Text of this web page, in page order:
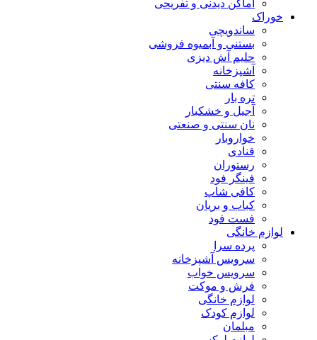
اماکن دیدنی و تفریحی
خوراک
ساندویچی
بستنی و آبمیوه فروشی
حلیم آش دیزی
آشپزخانه
کافه سنتی
تره بار
آجیل و خشکبار
نان سنتی و صنعتی
خواروبار
قنادی
رستوران
فینگر فود
کافی شاپ
کباب و بریان
فست فود
لوازم خانگی
پرده سرا
سرویس آشپزخانه
سرویس خواب
فرش و موکت
لوازم خانگی
لوازم کودک
مبلمان